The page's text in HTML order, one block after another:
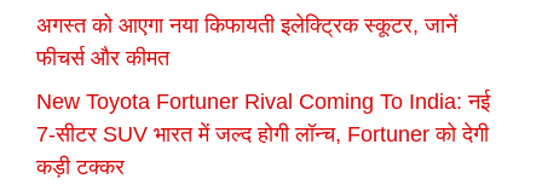
अगस्त को आएगा नया किफायती इलेक्ट्रिक स्कूटर, जानें
फीचर्स और कीमत
New Toyota Fortuner Rival Coming To India: नई
7-सीटर SUV भारत में जल्द होगी लॉन्च, Fortuner को देगी
कड़ी टक्कर